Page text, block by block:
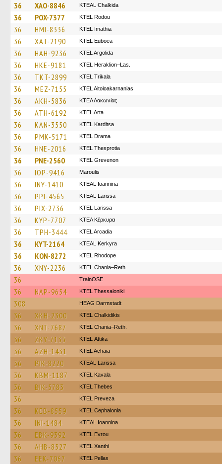
36 XAO-8846 KTEAL Chalkida
36 POX-7377 ΚΤΕL Rodou
36 HMI-8336 KTEL Imathia
36 XAT-2190 ΚΤΕL Euboea
36 HAH-9236 KTEL Argolida
36 HKE-9181 KTEL Heraklion–Las.
36 TKT-2899 ΚΤΕL Τrikala
36 MEZ-7155 KTEL Aitoloakarnanias
36 AKH-5836 ΚΤΕΛ Λακωνίας
36 ATH-6192 KTEL Arta
36 KAN-3550 ΚΤΕL Karditsa
36 PMK-5171 KTEL Drama
36 HNE-2016 KTEL Thesprotia
36 PNE-2560 ΚΤΕL Grevenon
36 IOP-9416 Maroulis
36 INY-1410 KTEAL Ioannina
36 PPI-4565 KTEAL Larissa
36 PIX-2736 KTEL Larissa
36 KYP-7707 ΚΤΕΛ Κέρκυρα
36 TPH-3444 KTEL Arcadia
36 KYT-2164 KTEAL Kerkyra
36 KON-8272 KTEL Rhodope
36 XNY-2236 KTEL Chania–Reth.
36 TrainΟSE
36 NAP-9654 KTEL Thessaloniki
308 HEAG Darmstadt
36 XKH-2300 ΚΤΕL Chalkidikis
36 XNT-7687 KTEL Chania–Reth.
36 ZKY-7135 KΤΕL Αttika
36 AZH-1431 KTEL Achaia
36 PIK-8220 KTEAL Larissa
36 KBM-1187 KTEL Kavala
36 BIK-5783 KTEL Thebes
36 KTEL Preveza
36 KEB-8559 KTEL Cephalonia
36 INI-1484 KTEAL Ioannina
36 EBK-9392 KTEL Evrou
36 AHB-8527 KTEL Xanthi
36 EEK-7067 KTEL Pellas